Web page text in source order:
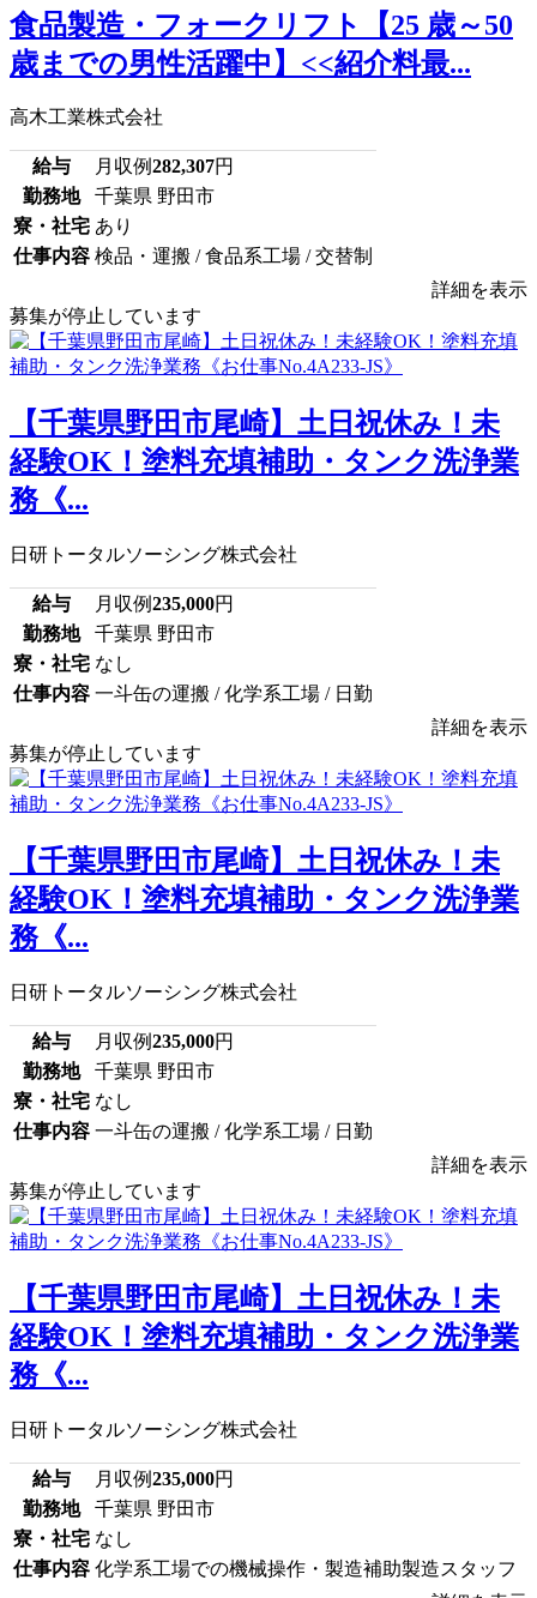
食品製造・フォークリフト【25 歳～50
歳までの男性活躍中】<<紹介料最...
高木工業株式会社
給与 月収例282,307円
勤務地
千葉県 野田市
寮・社宅 あり
仕事内容 検品・運搬 / 食品系工場 / 交替制
詳細を表示
募集が停止しています
【千葉県野田市尾崎】土日祝休み！未
経験OK！塗料充填補助・タンク洗浄業
務《...
日研トータルソーシング株式会社
給与 月収例235,000円
勤務地
千葉県 野田市
寮・社宅 なし
仕事内容 一斗缶の運搬 / 化学系工場 / 日勤
詳細を表示
募集が停止しています
【千葉県野田市尾崎】土日祝休み！未
経験OK！塗料充填補助・タンク洗浄業
務《...
日研トータルソーシング株式会社
給与 月収例235,000円
勤務地
千葉県 野田市
寮・社宅 なし
仕事内容 一斗缶の運搬 / 化学系工場 / 日勤
詳細を表示
募集が停止しています
【千葉県野田市尾崎】土日祝休み！未
経験OK！塗料充填補助・タンク洗浄業
務《...
日研トータルソーシング株式会社
給与 月収例235,000円
勤務地
千葉県 野田市
寮・社宅 なし
仕事内容 化学系工場での機械操作・製造補助製造スタッフ